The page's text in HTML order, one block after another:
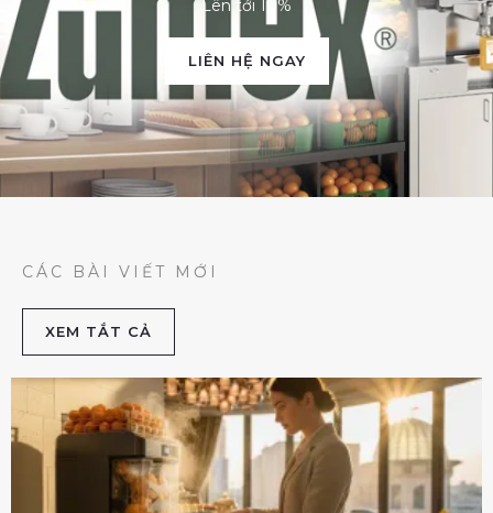
Lên tới 10%
LIÊN HỆ NGAY
CÁC BÀI VIẾT MỚI
XEM TẮT CẢ